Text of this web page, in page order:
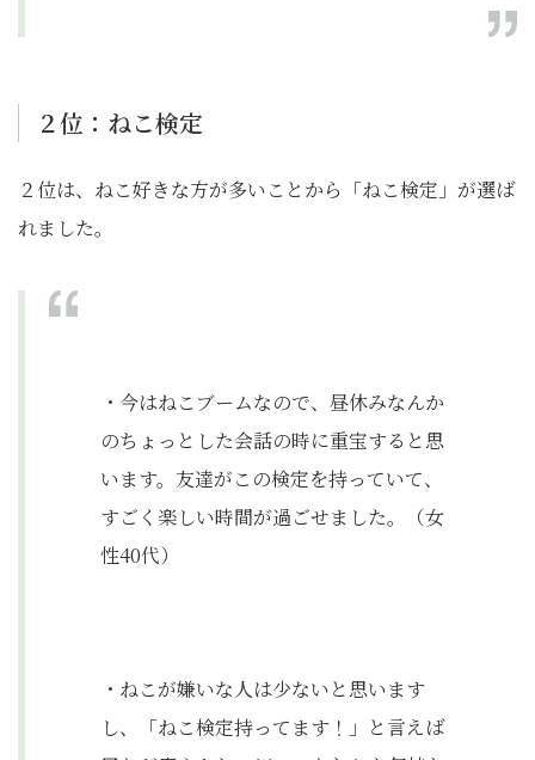
２位：ねこ検定
２位は、ねこ好きな方が多いことから「ねこ検定」が選ば
れました。
・今はねこブームなので、昼休みなんか
のちょっとした会話の時に重宝すると思
います。友達がこの検定を持っていて、
すごく楽しい時間が過ごせました。（女
性40代）
・ねこが嫌いな人は少ないと思います
し、「ねこ検定持ってます！」と言えば